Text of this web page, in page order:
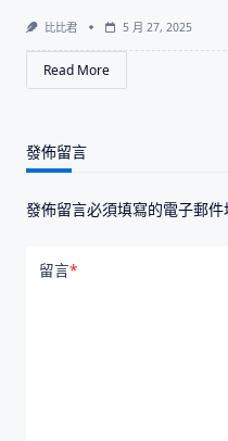
比比君 5 月 27, 2025
Read More
發佈留言
發佈留言必須填寫的電子郵件
留言*